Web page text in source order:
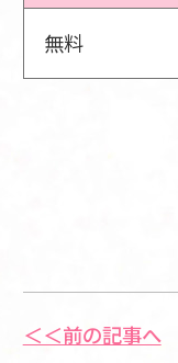
無料
＜＜前の記事へ